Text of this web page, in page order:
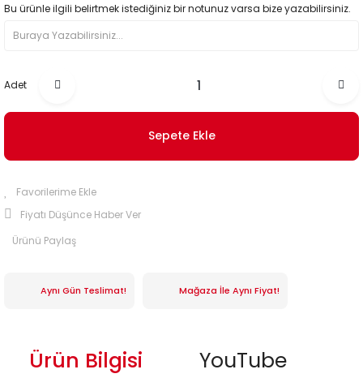
Bu ürünle ilgili belirtmek istediğiniz bir notunuz varsa bize yazabilirsiniz.
Adet
Sepete Ekle
Fiyatı Düşünce Haber Ver
Ürünü Paylaş
Aynı Gün Teslimat! Mağaza İle Aynı Fiyat!
Ürün Bilgisi YouTube